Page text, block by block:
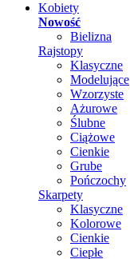
Kobiety
Nowość
Bielizna
Rajstopy
Klasyczne
Modelujące
Wzorzyste
Ażurowe
Ślubne
Ciążowe
Cienkie
Grube
Pończochy
Skarpety
Klasyczne
Kolorowe
Cienkie
Ciepłe